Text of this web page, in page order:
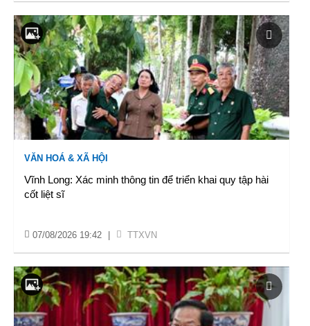
VĂN HOÁ & XÃ HỘI
Vĩnh Long: Xác minh thông tin để triển khai quy tập hài
cốt liệt sĩ
07/08/2026 19:42 TTXVN